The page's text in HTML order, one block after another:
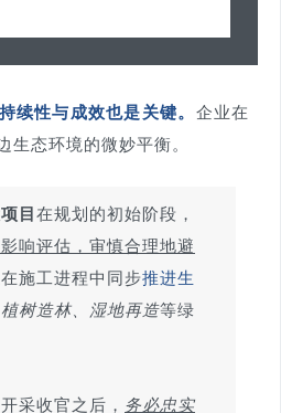
续性与成效也是关键。 企业在
生态环境的微妙平衡。
目 在规划的初始阶段，
响评估，审慎合理地避
在施工进程中同步推进生
植树造林、湿地再造等绿
采收官之后， 务必忠实